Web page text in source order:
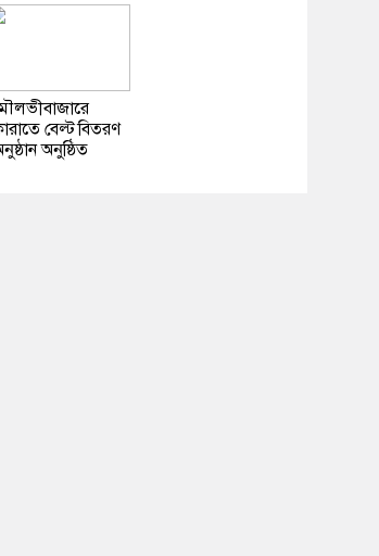
বেল্ট বিতরণ
অনুষ্ঠিত